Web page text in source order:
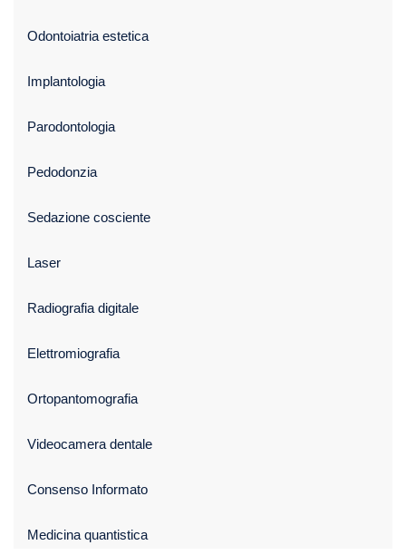
Odontoiatria estetica
Implantologia
Parodontologia
Pedodonzia
Sedazione cosciente
Laser
Radiografia digitale
Elettromiografia
Ortopantomografia
Videocamera dentale
Consenso Informato
Medicina quantistica